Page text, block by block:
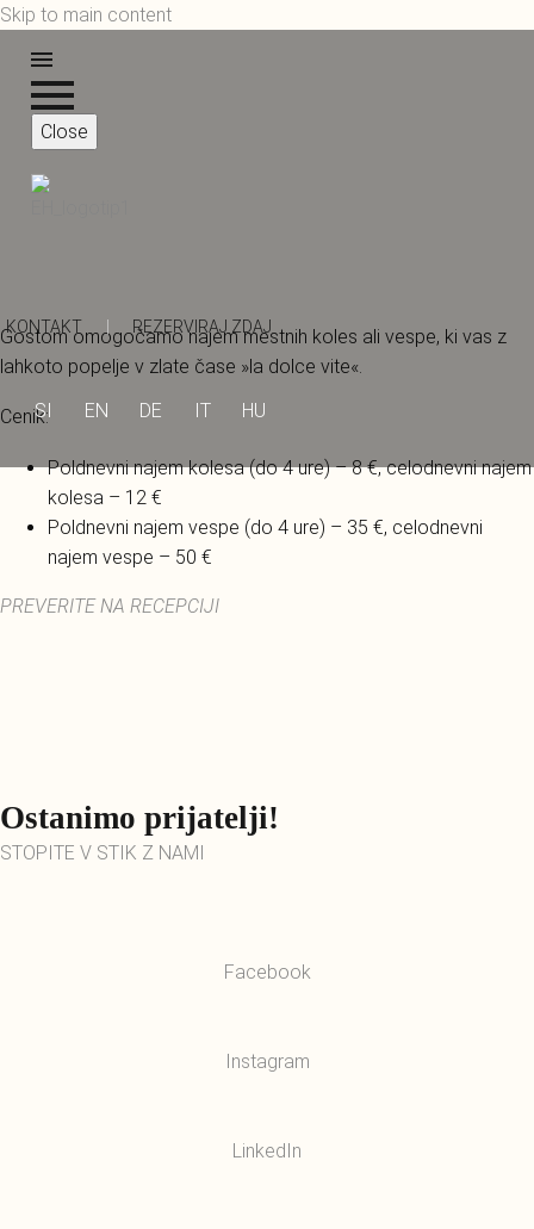
Skip to main content
Close
KONTAKT REZERVIRAJ ZDAJ
SI EN DE IT HU
Gostom omogočamo najem mestnih koles ali vespe, ki vas z
lahkoto popelje v zlate čase »la dolce vite«.
Cenik:
Poldnevni najem kolesa (do 4 ure) – 8 €, celodnevni najem
kolesa – 12 €
Poldnevni najem vespe (do 4 ure) – 35 €, celodnevni
najem vespe – 50 €
PREVERITE NA RECEPCIJI
Ostanimo prijatelji!
STOPITE V STIK Z NAMI
Facebook
Instagram
LinkedIn